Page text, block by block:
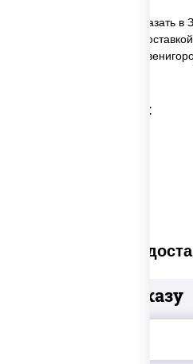
✅ Тяхан со свининой заказать в
✅ Тяхан со свининой с
✅ Тяхан со свининой в
Категории товара:
Платная
Добавьте к заказу